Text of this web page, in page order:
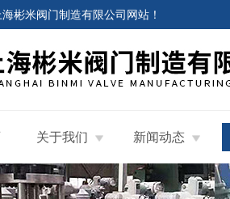
海彬米阀门制造有限公司网站 ！
关于我们 新闻动态